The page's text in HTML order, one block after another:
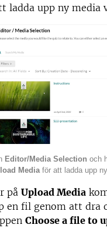
ladda upp ny media
Editor/Media Selection och
Media för att ladda upp
på Upload Media
en fil genom att dra
Choose a file to